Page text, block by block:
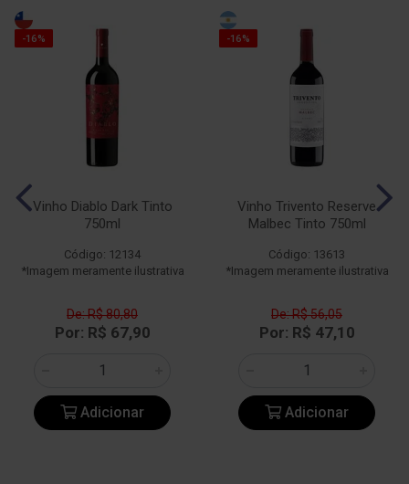
-16%
Vinho Diablo Dark Tinto
750ml
Código: 12134
*Imagem meramente ilustrativa
De: R$ 80,80
Por: R$ 67,90
Adicionar
-16%
Vinho Trivento Reserve
Malbec Tinto 750ml
Código: 13613
*Imagem meramente ilustrativa
De: R$ 56,05
Por: R$ 47,10
Adicionar